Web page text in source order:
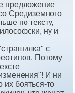
предложение
Средиземного
по тексту,
ну и
с
Потому
И ни
их бояться-то